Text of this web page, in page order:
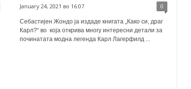
January 24, 2021 во 16:07 0
Себастијен Жондо ја издаде книгата „Како си, драг
Карл?“ во која открива многу интересни детали за
починатата модна легенда Карл Лагерфилд ...